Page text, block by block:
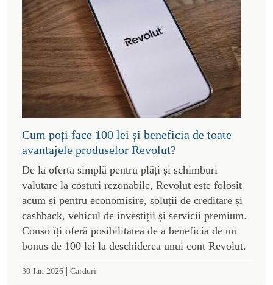
Cum poți face 100 lei și beneficia de toate
avantajele produselor Revolut?
De la oferta simplă pentru plăți și schimburi
valutare la costuri rezonabile, Revolut este folosit
acum și pentru economisire, soluții de creditare și
cashback, vehicul de investiții și servicii premium.
Conso îți oferă posibilitatea de a beneficia de un
bonus de 100 lei la deschiderea unui cont Revolut.
30 Ian 2026 | Carduri